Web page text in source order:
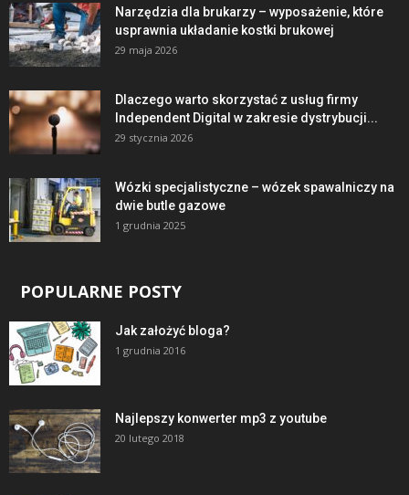
Narzędzia dla brukarzy – wyposażenie, które
usprawnia układanie kostki brukowej
29 maja 2026
Dlaczego warto skorzystać z usług firmy
Independent Digital w zakresie dystrybucji...
29 stycznia 2026
Wózki specjalistyczne – wózek spawalniczy na
dwie butle gazowe
1 grudnia 2025
POPULARNE POSTY
Jak założyć bloga?
1 grudnia 2016
Najlepszy konwerter mp3 z youtube
20 lutego 2018